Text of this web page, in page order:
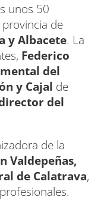
unos 50
de
y Albacete. La
Federico
del
y Cajal de
del
de la
Valdepeñas,
de Calatrava,